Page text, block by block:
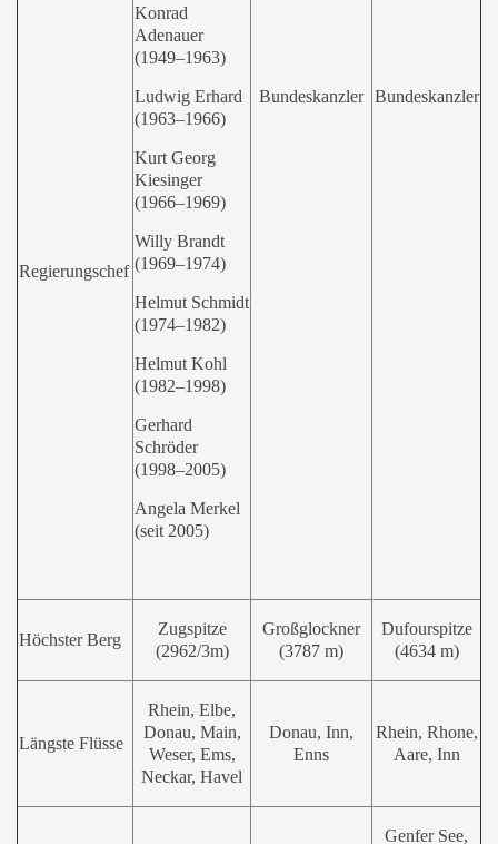
Regierungschef
Konrad
Adenauer
(1949–1963)
Ludwig Erhard
(1963–1966)
Kurt Georg
Kiesinger
(1966–1969)
Willy Brandt
(1969–1974)
Helmut Schmidt
(1974–1982)
Helmut Kohl
(1982–1998)
Gerhard
Schröder
(1998–2005)
Angela Merkel
(seit 2005)
Bundeskanzler Bundeskanzler
Höchster Berg
Zugspitze
(2962/3m)
Großglockner
(3787 m)
Dufourspitze
(4634 m)
Längste Flüsse
Rhein, Elbe,
Donau, Main,
Weser, Ems,
Neckar, Havel
Donau, Inn,
Enns
Rhein, Rhone,
Aare, Inn
Genfer See,